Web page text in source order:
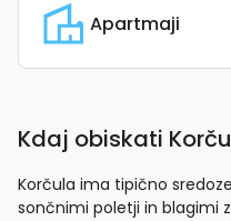
Apartmaji
Kdaj obiskati
Korčula ima tipično
sončnimi poletji in blagimi